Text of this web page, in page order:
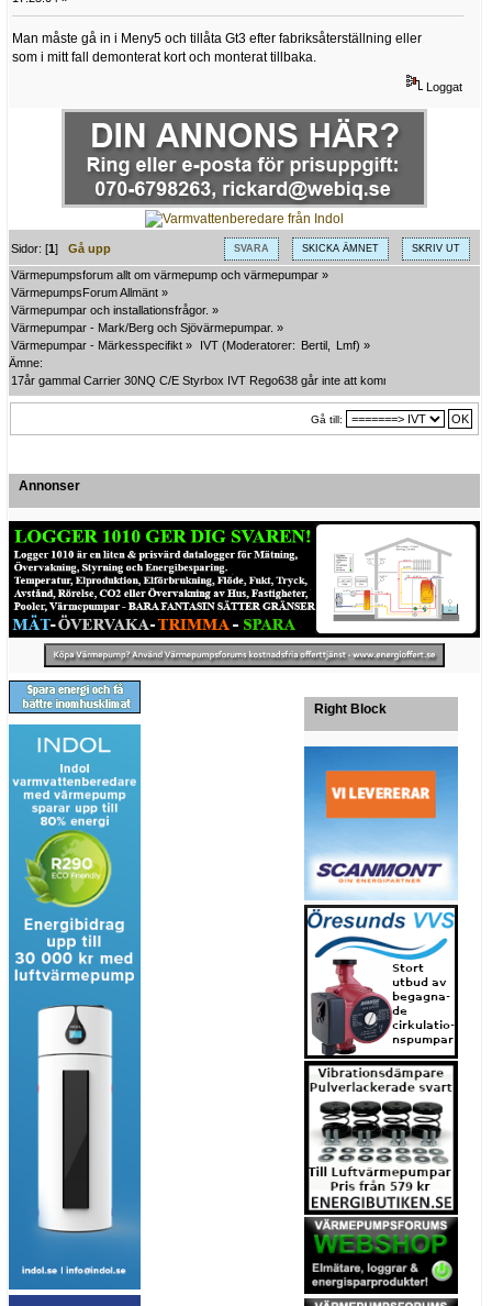
Man måste gå in i Meny5 och tillåta Gt3 efter fabriksåterställning eller
som i mitt fall demonterat kort och monterat tillbaka.
Loggat
SVARA SKICKA ÄMNET SKRIV UT
Sidor: [1]Gå upp
Värmepumpsforum allt om värmepump och värmepumpar »
VärmepumpsForum Allmänt »
Värmepumpar och installationsfrågor. »
Värmepumpar - Mark/Berg och Sjövärmepumpar. »
Värmepumpar - Märkesspecifikt » IVT (Moderatorer: Bertil Lmf) »
Ämne:
17år gammal Carrier 30NQ C/E Styrbox IVT Rego638 går inte att komma in i menyer
Gå till:
Annonser
Right Block